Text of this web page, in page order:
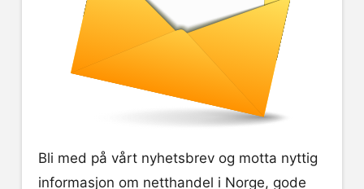
Bli med på vårt nyhetsbrev og motta nyttig
informasjon om netthandel i Norge, gode